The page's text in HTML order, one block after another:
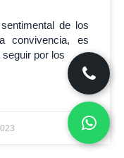
de los
convivencia, es
por los